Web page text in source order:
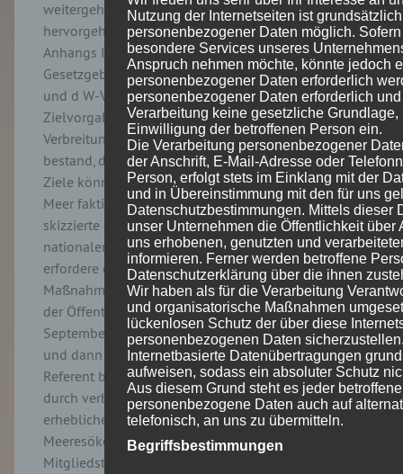
weitergehende Vorgaben für die Wiederherstellung
hervorgehobener Ökosysteme. Die Gruppe 7 des
Anhangs II (weiche Meeressedimente) habe im
Gesetzgebungsprozess die in Art. 5 Abs. 1 Buchst. c
und d W-VO enthaltenen abgeschwächten
Zielvorgaben erhalten, da aufgrund der weiten
Verbreitung ihrer Lebensraumtypen die Befürchtung
bestand, durch die Beibehaltung der regulären
Ziele könnte die Durchführbarkeit von Projekten im
Meer faktisch unmöglich werden. Der Referent
skizzierte den Prozess zur Erstellung des
nationalen Wiederherstellungsplans. Dieser
erfordere eine detaillierte Bestandsaufnahme und
Maßnahmenplanung unter frühzeitiger Beteiligung
der Öffentlichkeit. Der Entwurf des Plans sei bis
September 2026 der EU-Kommission vorzulegen
und dann bis zum Herbst 2027 fertig zu stellen. Der
Referent bewertet die Verordnung als Chance,
durch verbindliche Ziel- und Zeitvorgaben einen
erheblichen Beitrag zur Verbesserung der
Meeresökosysteme leisten zu können. Sie lasse den
Mitgliedstaaten eine erhebliche Flexibilität
Nutzung der Internetseiten ist
personenbezogener Daten möglich.
besondere Services unseres
Anspruch nehmen möchte, könnte jedoch
personenbezogener Daten erforderlich
personenbezogener Daten erforderlich
Verarbeitung keine gesetzliche
Einwilligung der betroffenen Person ein.
Die Verarbeitung personenbezogener
der Anschrift, E-Mail-Adresse oder
Person, erfolgt stets im Einklang mit der
und in Übereinstimmung mit den für uns
Datenschutzbestimmungen. Mittels dieser
unser Unternehmen die Öffentlichkeit über
uns erhobenen, genutzten und
informieren. Ferner werden betroffene
Datenschutzerklärung über die ihnen
Wir haben als für die Verarbeitung
und organisatorische Maßnahmen
lückenlosen Schutz der über diese
personenbezogenen Daten
Internetbasierte Datenübertragungen
aufweisen, sodass ein absoluter Schutz
Aus diesem Grund steht es jeder
personenbezogene Daten auch auf
telefonisch, an uns zu übermitteln.
Begriffsbestimmungen